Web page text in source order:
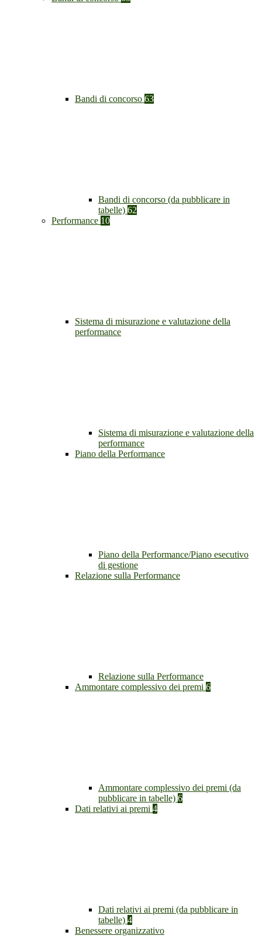
Bandi di concorso 63
Bandi di concorso (da pubblicare in
tabelle) 62
Performance 10
Sistema di misurazione e valutazione della
performance
Sistema di misurazione e valutazione della
performance
Piano della Performance
Piano della Performance/Piano esecutivo
di gestione
Relazione sulla Performance
Relazione sulla Performance
Ammontare complessivo dei premi 6
Ammontare complessivo dei premi (da
pubblicare in tabelle) 6
Dati relativi ai premi 4
Dati relativi ai premi (da pubblicare in
tabelle) 4
Benessere organizzativo